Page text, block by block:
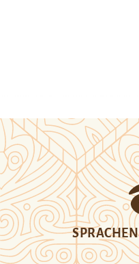
SPRACHEN